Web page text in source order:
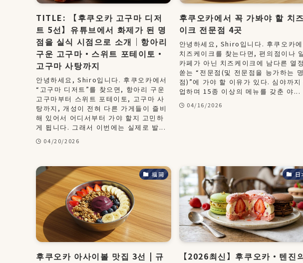
TITLE: 【후쿠오카 고구마 디저
트 5선】유튜브에서 화제가 된 명
점을 실식 시점으로 소개｜항아리
구운 고구마・스위트 포테이토・
고구마 사탕까지
안녕하세요, Shiro입니다. 후쿠오카에서
“고구마 디저트”를 찾으면, 항아리 구운
고구마부터 스위트 포테이토, 고구마 사
탕까지, 개성이 전혀 다른 가게들이 즐비
해 있어서 어디서부터 가야 할지 고민하
게 됩니다. 그래서 이번에는 실제로 발...
04/20/2026
후쿠오카에서 꼭 가봐야 할 치
이크 전문점 4곳
안녕하세요, Shiro입니다. 후쿠오카에
치즈케이크를 찾는다면, 편의점이나
카페가 아닌 치즈케이크에 남다른 열
쏟는 “전문점(및 전문점을 능가하는 명
점)”에 가야 할 이유가 있다. 심야까지
업하며 15종 이상의 메뉴를 갖춘 야...
04/16/2026
福岡
후쿠오카 아사이볼 맛집 3선 | 규
日
【2026최신】후쿠오카・텐진